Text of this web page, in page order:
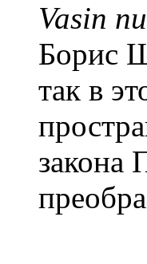
Vasin
Борис
так в
закона